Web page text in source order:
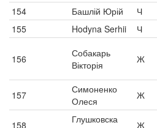
154
Башлій Юрій Ч
155
Hodyna Serhii Ч
156
Собакарь
Вікторія
Ж
157
Симоненко
Олеся
Ж
158
Глушковска
Ж